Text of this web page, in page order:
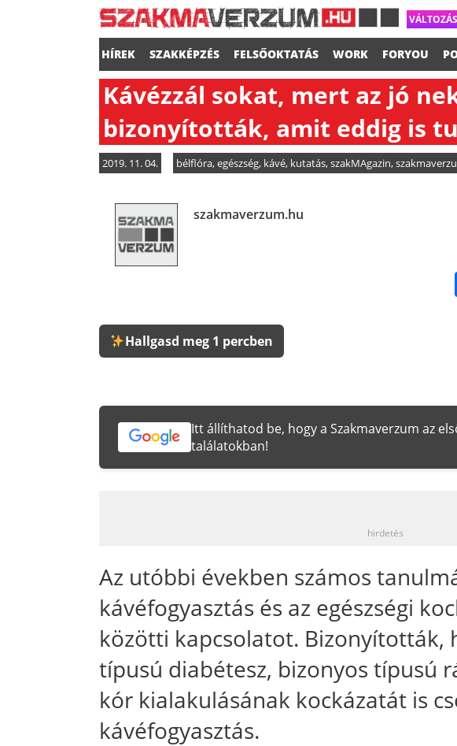
HÍREK SZAKKÉPZÉS FELSŐOKTATÁS WORK FORYOU
Kávézzál sokat, mert az jó
bizonyították, amit eddig is
2019. 11. 04. bélflóra,egészség, kávé, kutatás,szakMAgazin,
szakmaverzum.hu
Hallgasd meg 1 percben
Itt állíthatod be, hogy a Szakmaverzum az
találatokban!
hirdetés
Az utóbbi években számos
kávéfogyasztás és az egészségi
közötti kapcsolatot. Bizonyították,
típusú diabétesz, bizonyos típusú
kór kialakulásának kockázatát is
kávéfogyasztás.